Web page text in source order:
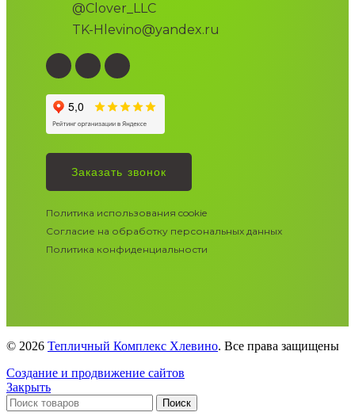
@Clover_LLC
TK-Hlevino@yandex.ru
Заказать звонок
Политика использования cookie
Согласие на обработку персональных данных
Политика конфиденциальности
© 2026 Тепличный Комплекс Хлевино. Все права защищены
Создание и продвижение сайтов
Закрыть
Поиск